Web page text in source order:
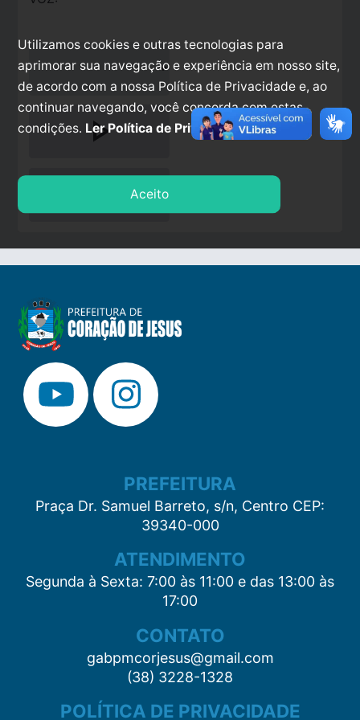
play_arrow
PREFEITURA
Praça Dr. Samuel Barreto, s/n, Centro CEP:
39340-000
ATENDIMENTO
Segunda à Sexta: 7:00 às 11:00 e das 13:00 às
17:00
CONTATO
gabpmcorjesus@gmail.com
(38) 3228-1328
POLÍTICA DE PRIVACIDADE
Utilizamos cookies e outras tecnologias para
aprimorar sua navegação e experiência em nosso site,
de acordo com a nossa Política de Privacidade e, ao
continuar navegando, você concorda com estas
condições. Ler Política de Privacidade.
Aceito